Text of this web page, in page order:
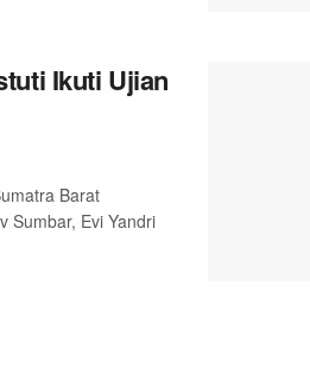
Ikuti Ujian
Barat
Sumbar, Evi Yandri